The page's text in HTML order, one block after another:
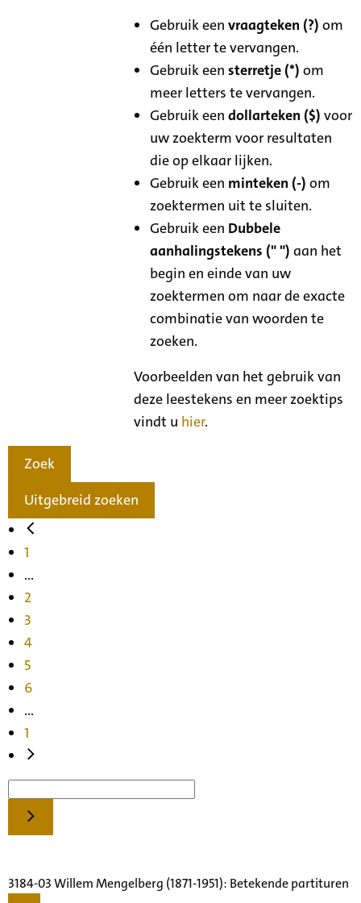
Gebruik eenvraagteken (?) om
één letter te vervangen.
Gebruik eensterretje (*) om
meer letters te vervangen.
Gebruik eendollarteken ($) voor
uw zoekterm voor resultaten
die op elkaar lijken.
Gebruik een minteken (-) om
zoektermen uit te sluiten.
Gebruik een Dubbele
aanhalingstekens (" ") aan het
begin en einde van uw
zoektermen om naar de exacte
combinatie van woorden te
zoeken.
Voorbeelden van het gebruik van
deze leestekens en meer zoektips
vindt u hier.
Zoek
Uitgebreid zoeken
1
...
2
3
4
5
6
...
1
3184-03 Willem Mengelberg (1871-1951): Betekende partituren